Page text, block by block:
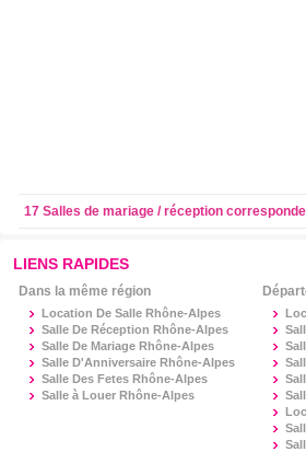
17 Salles de mariage / réception
LIENS RAPIDES
Dans la même région
Location De Salle Rhône-Alpes
Salle De Réception Rhône-Alpes
Salle De Mariage Rhône-Alpes
Salle D'Anniversaire Rhône-Alpes
Salle Des Fetes Rhône-Alpes
Salle à Louer Rhône-Alpes